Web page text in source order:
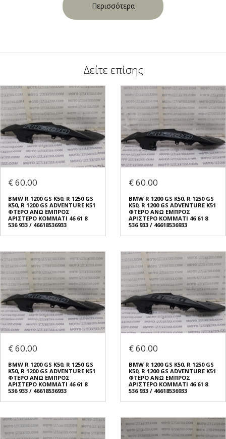
Περισσότερα
Δείτε επίσης
€ 60.00
BMW R 1200 GS K50, R 1250 GS
K50, R 1200 GS ADVENTURE K51
ΦΤΕΡO ΑΝΩ ΕΜΠΡΟΣ
ΑΡΙΣΤΕΡΟ ΚΟΜΜΑΤΙ 46 61 8
536 933 / 46618536933
€ 60.00
BMW R 1200 GS K50, R 1250 GS
K50, R 1200 GS ADVENTURE K51
ΦΤΕΡO ΑΝΩ ΕΜΠΡΟΣ
ΑΡΙΣΤΕΡΟ ΚΟΜΜΑΤΙ 46 61 8
536 933 / 46618536933
€ 60.00
BMW R 1200 GS K50, R 1250 GS
K50, R 1200 GS ADVENTURE K51
ΦΤΕΡO ΑΝΩ ΕΜΠΡΟΣ
ΑΡΙΣΤΕΡΟ ΚΟΜΜΑΤΙ 46 61 8
536 933 / 46618536933
€ 60.00
BMW R 1200 GS K50, R 1250 GS
K50, R 1200 GS ADVENTURE K51
ΦΤΕΡO ΑΝΩ ΕΜΠΡΟΣ
ΑΡΙΣΤΕΡΟ ΚΟΜΜΑΤΙ 46 61 8
536 933 / 46618536933